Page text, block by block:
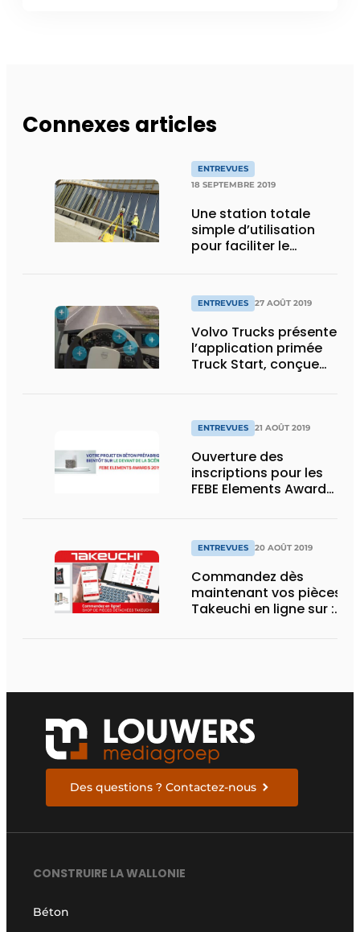
Connexes articles
ENTREVUES
18 SEPTEMBRE 2019
Une station totale
simple d’utilisation
pour faciliter le
numérique
ENTREVUES 27 AOÛT 2019
Volvo Trucks présente
l’application primée
Truck Start, conçue
ENTREVUES 21 AOÛT 2019
Ouverture des
inscriptions pour les
FEBE Elements Awards
ENTREVUES 20 AOÛT 2019
Commandez dès
maintenant vos pièces
Takeuchi en ligne sur :
Des questions ? Contactez-nous
CONSTRUIRE LA WALLONIE
Béton